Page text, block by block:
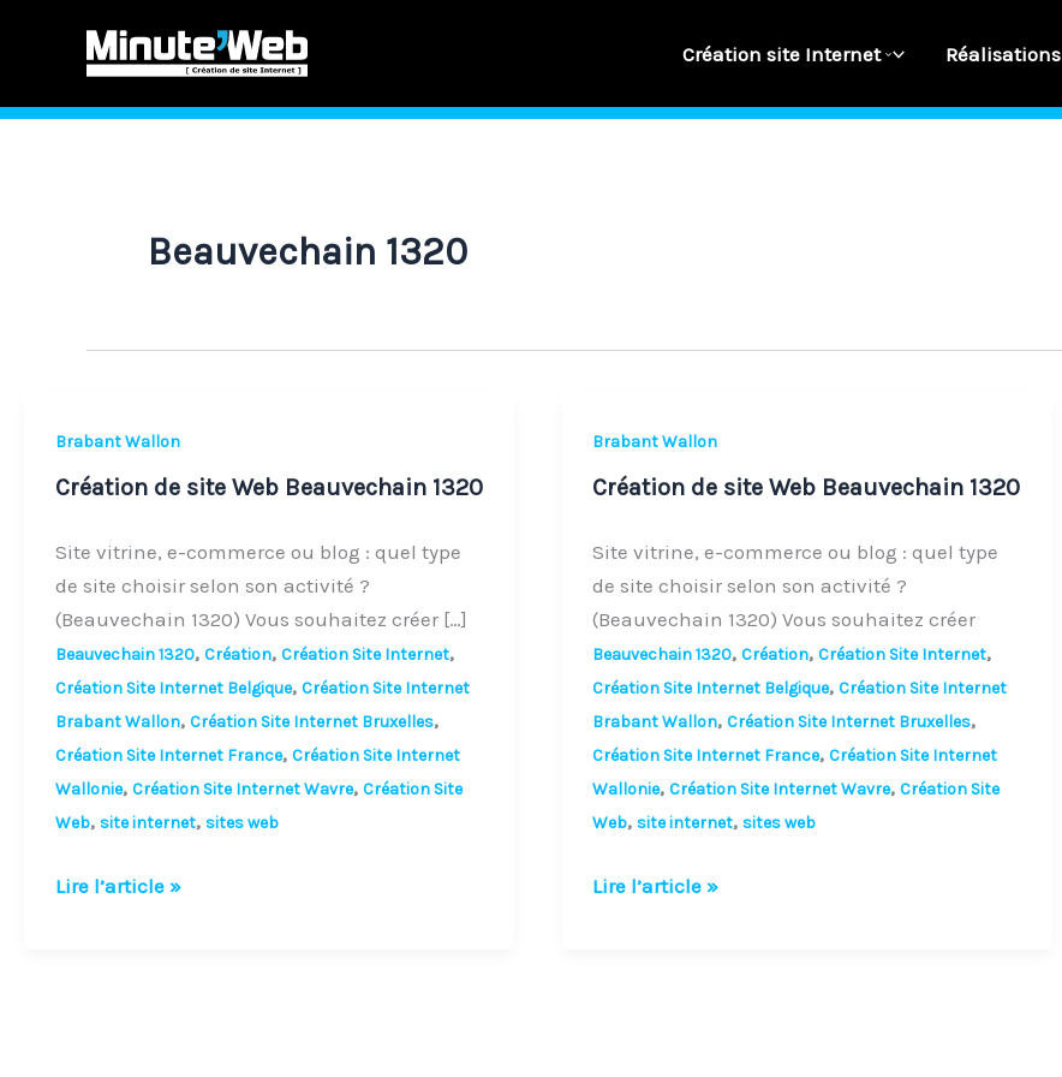
Création site Internet Réalisations
Beauvechain 1320
Brabant Wallon
Création de site Web Beauvechain 1320
Site vitrine, e-commerce ou blog : quel type
de site choisir selon son activité ?
(Beauvechain 1320) Vous souhaitez créer […]
Beauvechain 1320, Création, Création Site Internet,
Création Site Internet Belgique, Création Site Internet
Brabant Wallon, Création Site Internet Bruxelles,
Création Site Internet France, Création Site Internet
Wallonie, Création Site Internet Wavre, Création Site
Web, site internet, sites web
Création
1320
Lire l’article »
Brabant Wallon
Création de site Web Beauvechain 1320
Site vitrine, e-commerce ou blog : quel type
de site choisir selon son activité ?
(Beauvechain 1320) Vous souhaitez créer
Beauvechain 1320,Création,Création Site Internet,
Création Site Internet Belgique,Création Site Internet
Brabant Wallon,Création Site Internet Bruxelles,
Création Site Internet France,Création Site Internet
Wallonie,Création Site Internet Wavre,Création Site
Web, site internet, sites web
Création
1320
Lire l’article »